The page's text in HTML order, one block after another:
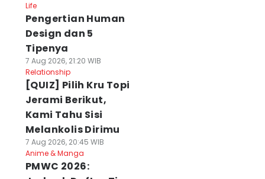
Life
Pengertian Human
Design dan 5
Tipenya
7 Aug 2026, 21:20 WIB
Relationship
[QUIZ] Pilih Kru Topi
Jerami Berikut,
Kami Tahu Sisi
Melankolis Dirimu
7 Aug 2026, 20:45 WIB
Anime & Manga
PMWC 2026: